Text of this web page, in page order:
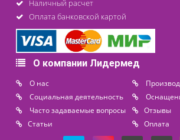
Расходные материалы
Lidermed.rf@yandex.ru
Адрес
196626, Санкт-Петербург, Шушары, ул.
Безналичный расчет
Наличный расчет
Оплата банковской картой